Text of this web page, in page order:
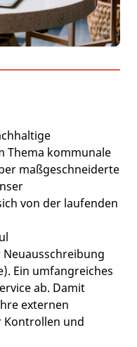
Thema kommunale
maßgeschneiderte
von der laufenden
Ein umfangreiches
ab. Damit
externen
Kontrollen und